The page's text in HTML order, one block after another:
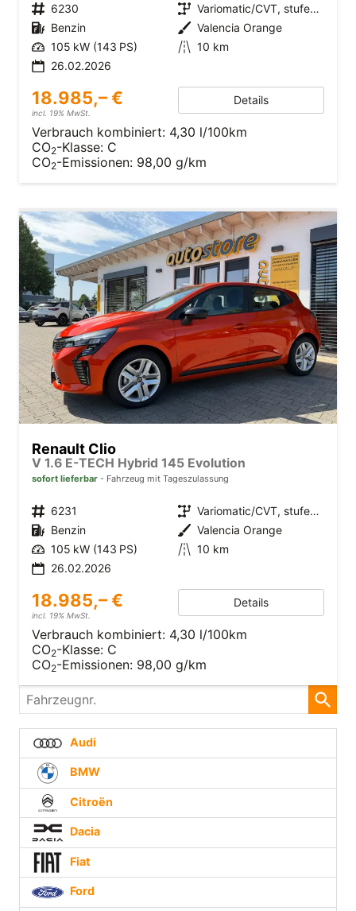
6230
Variomatic/CVT, stufenlos
Benzin
Valencia Orange
105 kW (143 PS)
10 km
26.02.2026
18.985,– €
incl. 19% MwSt.
Details
Verbrauch kombiniert: 4,30 l/100km
CO2-Klasse: C
CO2-Emissionen: 98,00 g/km
Renault Clio
V 1.6 E-TECH Hybrid 145 Evolution
sofort lieferbar Fahrzeug mit Tageszulassung
6231
Variomatic/CVT, stufenlos
Benzin
Valencia Orange
105 kW (143 PS)
10 km
26.02.2026
18.985,– €
incl. 19% MwSt.
Details
Verbrauch kombiniert: 4,30 l/100km
CO2-Klasse: C
CO2-Emissionen: 98,00 g/km
Fahrzeugnr.
Audi
BMW
Citroën
Dacia
Fiat
Ford